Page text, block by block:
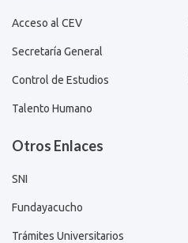
Acceso al CEV
Secretaría General
Control de Estudios
Talento Humano
Otros Enlaces
SNI
Fundayacucho
Trámites Universitarios